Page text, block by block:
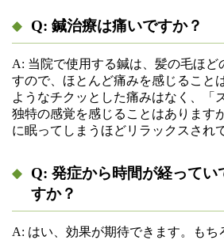
Q: 鍼治療は痛いですか？
A: 当院で使用する鍼は、髪の毛ほど
すので、ほとんど痛みを感じること
ようなチクッとした痛みはなく、「
独特の感覚を感じることはあります
に眠ってしまうほどリラックスされ
Q: 発症から時間が経ってい
すか？
A: はい、効果が期待できます。もち